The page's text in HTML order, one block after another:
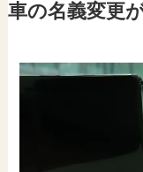
車の名義変更